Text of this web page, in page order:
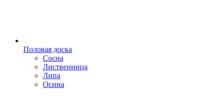
Половая доска
Сосна
Лиственница
Липа
Осина